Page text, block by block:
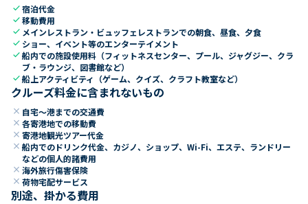
check宿泊代金
check移動費用
check メインレストラン・ビュッフェレストランでの朝食、昼食、夕食
check ショー、イベント等のエンターテイメント
check船内での施設使用料（フィットネスセンター、プール、ジャグジー、クラ
ブ・ラウンジ、図書館など）
check船上アクティビティ（ゲーム、クイズ、クラフト教室など）
クルーズ料金に含まれないもの
close 自宅～港までの交通費
close 各寄港地での移動費
close 寄港地観光ツアー代金
close 船内でのドリンク代金、カジノ、ショップ、Wi-Fi、エステ、ランドリー
などの個人的諸費用
close 海外旅行傷害保険
close 荷物宅配サービス
別途、掛かる費用